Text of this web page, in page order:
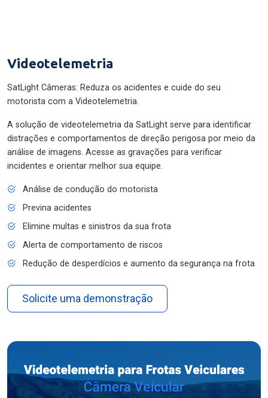
Videotelemetria
SatLight Câmeras: Reduza os acidentes e cuide do seu
motorista com a Videotelemetria.
A solução de videotelemetria da SatLight serve para identificar
distrações e comportamentos de direção perigosa por meio da
análise de imagens. Acesse as gravações para verificar
incidentes e orientar melhor sua equipe.
Análise de condução do motorista
Previna acidentes
Elimine multas e sinistros da sua frota
Alerta de comportamento de riscos
Redução de desperdícios e aumento da segurança na frota
Solicite uma demonstração